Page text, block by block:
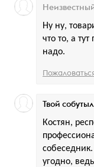
Ну ну,
что то, а
надо.
Костян,
угодно,
Твой